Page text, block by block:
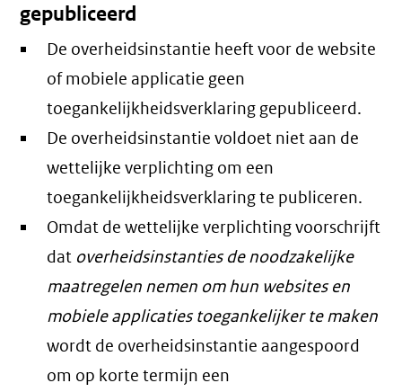
gepubliceerd
De overheidsinstantie heeft voor de website
of mobiele applicatie geen
toegankelijkheidsverklaring gepubliceerd.
De overheidsinstantie voldoet niet aan de
wettelijke verplichting om een
toegankelijkheidsverklaring te publiceren.
Omdat de wettelijke verplichting voorschrijft
dat overheidsinstanties de noodzakelijke
maatregelen nemen om hun websites en
mobiele applicaties toegankelijker te maken
wordt de overheidsinstantie aangespoord
om op korte termijn een